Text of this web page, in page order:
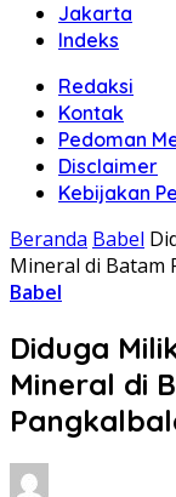
Jakarta
Indeks
Redaksi
Kontak
Pedoman
Disclaimer
Kebijakan
Beranda Babel
Mineral di Batam
Babel
Diduga
Mineral di